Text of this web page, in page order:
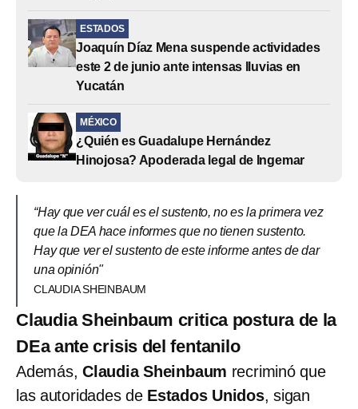
ESTADOS
Joaquín Díaz Mena suspende actividades
este 2 de junio ante intensas lluvias en
Yucatán
MÉXICO
¿Quién es Guadalupe Hernández
Hinojosa? Apoderada legal de Ingemar
“Hay que ver cuál es el sustento, no es la primera vez
que la DEA hace informes que no tienen sustento.
Hay que ver el sustento de este informe antes de dar
una opinión"
CLAUDIA SHEINBAUM
Claudia Sheinbaum critica postura de la
DEa ante crisis del fentanilo
Además, Claudia Sheinbaum recriminó que
las autoridades de Estados Unidos, sigan